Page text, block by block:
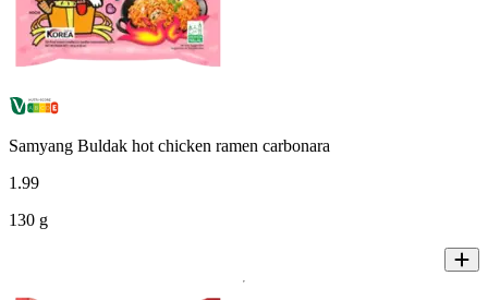
Samyang Buldak hot chicken ramen carbonara
1 .99
130 g